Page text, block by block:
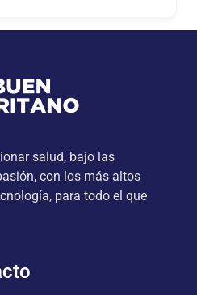
salud, bajo las
con los más altos
para todo el que